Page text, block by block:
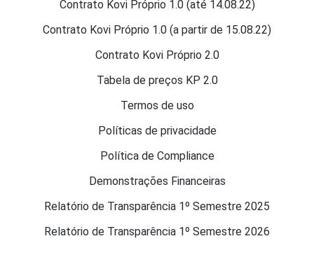
Contrato Kovi Próprio 1.0 (até 14.08.22)
Contrato Kovi Próprio 1.0 (a partir de 15.08.22)
Contrato Kovi Próprio 2.0
Tabela de preços KP 2.0
Termos de uso
Políticas de privacidade
Política de Compliance
Demonstrações Financeiras
Relatório de Transparência 1º Semestre 2025
Relatório de Transparência 1º Semestre 2026